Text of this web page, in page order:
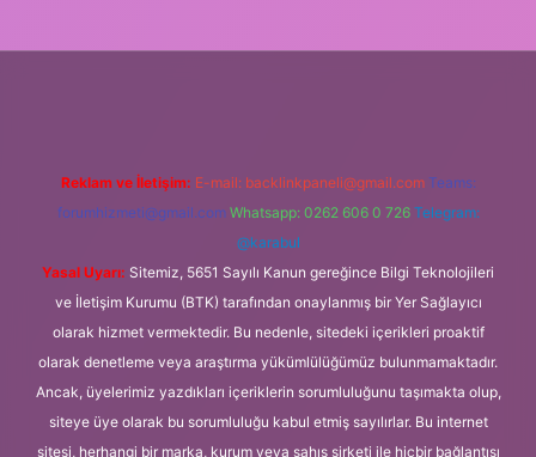
Reklam ve İletişim: E-mail: backlinkpaneli@gmail.com Teams:
forumhizmeti@gmail.com Whatsapp: 0262 606 0 726 Telegram:
@karabul
Yasal Uyarı: Sitemiz, 5651 Sayılı Kanun gereğince Bilgi Teknolojileri
ve İletişim Kurumu (BTK) tarafından onaylanmış bir Yer Sağlayıcı
olarak hizmet vermektedir. Bu nedenle, sitedeki içerikleri proaktif
olarak denetleme veya araştırma yükümlülüğümüz bulunmamaktadır.
Ancak, üyelerimiz yazdıkları içeriklerin sorumluluğunu taşımakta olup,
siteye üye olarak bu sorumluluğu kabul etmiş sayılırlar. Bu internet
sitesi, herhangi bir marka, kurum veya şahıs şirketi ile hiçbir bağlantısı